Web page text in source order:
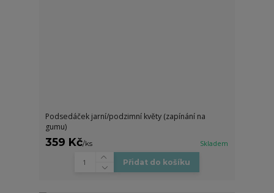
Podsedáček jarní/podzimní květy (zapínání na
gumu)
359 Kč/ks Skladem
Přidat do košíku